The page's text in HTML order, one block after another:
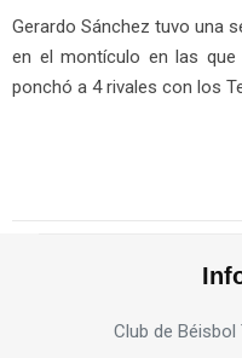
Gerardo Sánchez tuvo una
en el montículo en las
ponchó a 4 rivales con los
Club de